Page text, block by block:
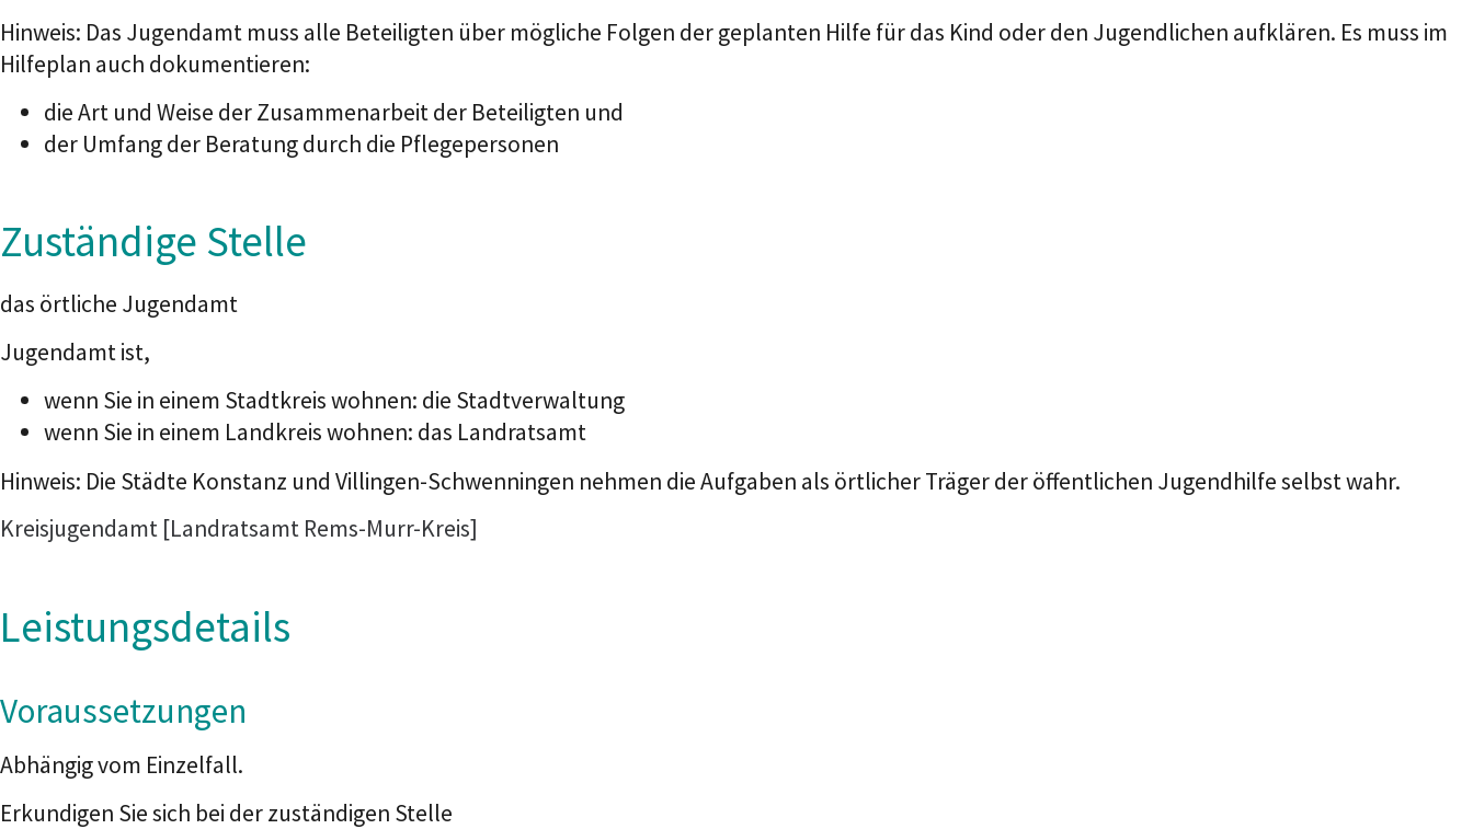
Hinweis: Das Jugendamt muss alle Beteiligten über mögliche Folgen der geplanten Hilfe für das Kind oder den Jugendlichen aufklären. Es muss im
Hilfeplan auch dokumentieren:
die Art und Weise der Zusammenarbeit der Beteiligten und
der Umfang der Beratung durch die Pflegepersonen
Zuständige Stelle
das örtliche Jugendamt
Jugendamt ist,
wenn Sie in einem Stadtkreis wohnen: die Stadtverwaltung
wenn Sie in einem Landkreis wohnen: das Landratsamt
Hinweis: Die Städte Konstanz und Villingen-Schwenningen nehmen die Aufgaben als örtlicher Träger der öffentlichen Jugendhilfe selbst wahr.
Kreisjugendamt [Landratsamt Rems-Murr-Kreis]
Leistungsdetails
Voraussetzungen
Abhängig vom Einzelfall.
Erkundigen Sie sich bei der zuständigen Stelle